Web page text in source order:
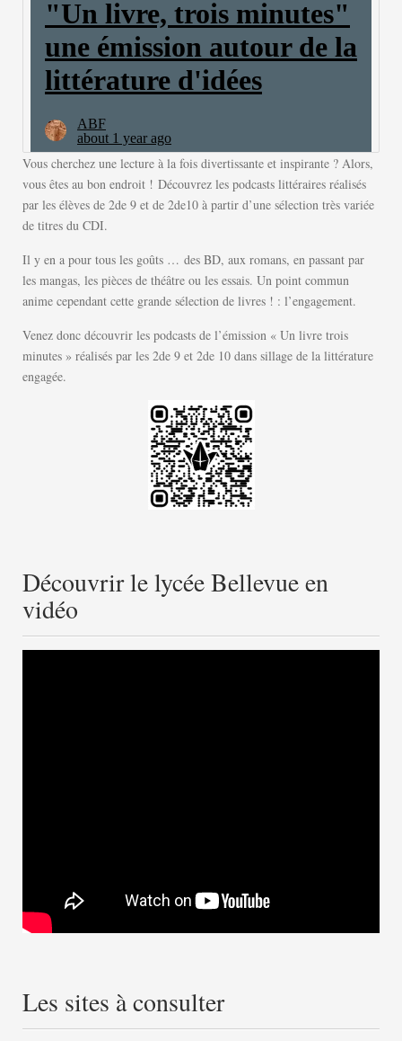
Vous cherchez une lecture à la fois divertissante et inspirante ? Alors,
vous êtes au bon endroit ! Découvrez les podcasts littéraires réalisés
par les élèves de 2de 9 et de 2de10 à partir d’une sélection très variée
de titres du CDI.
Il y en a pour tous les goûts … des BD, aux romans, en passant par
les mangas, les pièces de théâtre ou les essais. Un point commun
anime cependant cette grande sélection de livres ! : l’engagement.
Venez donc découvrir les podcasts de l’émission « Un livre trois
minutes » réalisés par les 2de 9 et 2de 10 dans sillage de la littérature
engagée.
Découvrir le lycée Bellevue en
vidéo
Les sites à consulter